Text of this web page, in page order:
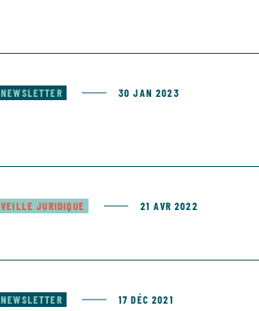
NEWSLETTER 30 JAN 2023
VEILLE JURIDIQUE 21 AVR 2022
NEWSLETTER 17 DÉC 2021